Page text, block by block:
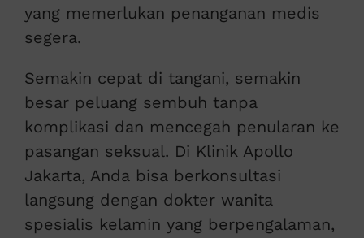
yang memerlukan penanganan medis
segera.
Semakin cepat di tangani, semakin
besar peluang sembuh tanpa
komplikasi dan mencegah penularan ke
pasangan seksual. Di Klinik Apollo
Jakarta, Anda bisa berkonsultasi
langsung dengan dokter wanita
spesialis kelamin yang berpengalaman,